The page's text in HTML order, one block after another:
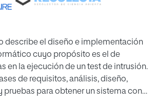
describe el diseño e implementación
cuyo propósito es el de
en la ejecución de un test de intrusión.
de requisitos, análisis, diseño,
para obtener un sistema con